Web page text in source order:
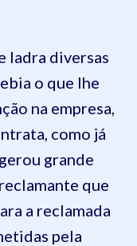
ladra diversas
o que lhe
na empresa,
como já
grande
que
a reclamada
pela